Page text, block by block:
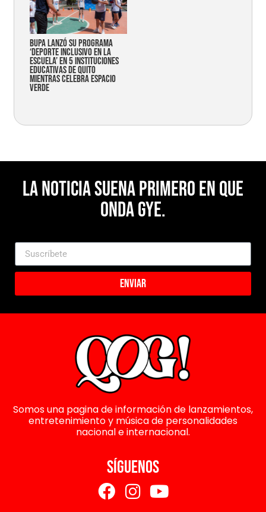
Bupa lanzó su programa
‘Deporte Inclusivo en la
Escuela’ en 5 instituciones
educativas de Quito
mientras celebra espacio
verde
La noticia suena primero en Que
Onda Gye.
Enviar
Somos una pagina de información de lanzamientos,
entretenimiento y música de personalidades
nacional e internacional.
SÍGUENOS